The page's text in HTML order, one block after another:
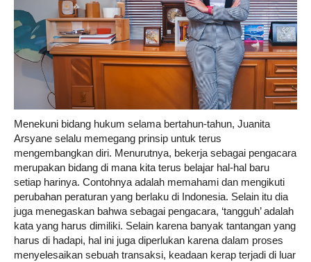
Menekuni bidang hukum selama bertahun-tahun, Juanita
Arsyane selalu memegang prinsip untuk terus
mengembangkan diri. Menurutnya, bekerja sebagai pengacara
merupakan bidang di mana kita terus belajar hal-hal baru
setiap harinya. Contohnya adalah memahami dan mengikuti
perubahan peraturan yang berlaku di Indonesia. Selain itu dia
juga menegaskan bahwa sebagai pengacara, ‘tangguh’ adalah
kata yang harus dimiliki. Selain karena banyak tantangan yang
harus di hadapi, hal ini juga diperlukan karena dalam proses
menyelesaikan sebuah transaksi, keadaan kerap terjadi di luar